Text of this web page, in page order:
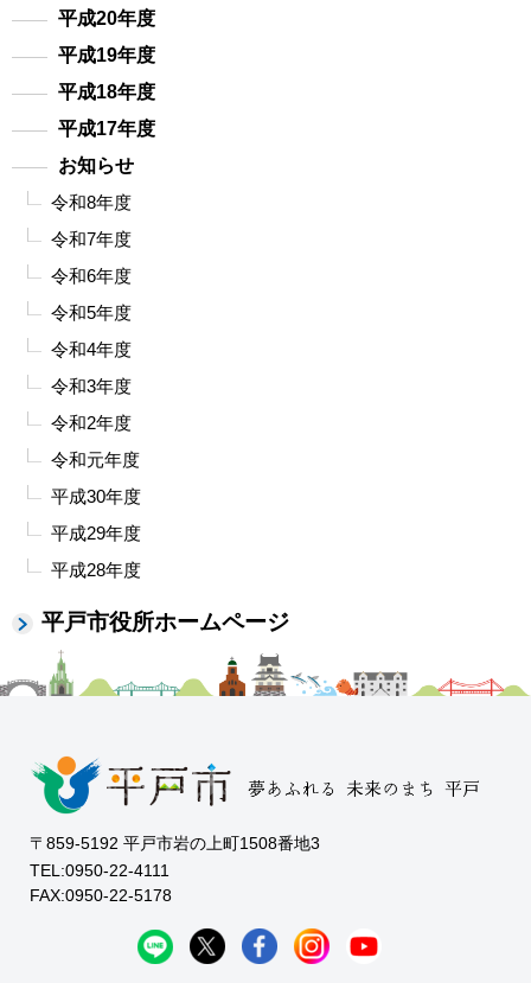
平成20年度
平成19年度
平成18年度
平成17年度
お知らせ
令和8年度
令和7年度
令和6年度
令和5年度
令和4年度
令和3年度
令和2年度
令和元年度
平成30年度
平成29年度
平成28年度
平戸市役所ホームページ
〒859-5192 平戸市岩の上町1508番地3
TEL:0950-22-4111
FAX:0950-22-5178